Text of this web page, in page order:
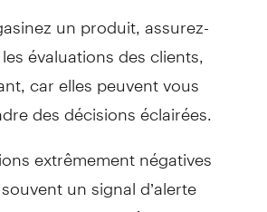
un produit, assurez-
évaluations des clients,
car elles peuvent vous
des décisions éclairées.
extrêmement négatives
un signal d’alerte